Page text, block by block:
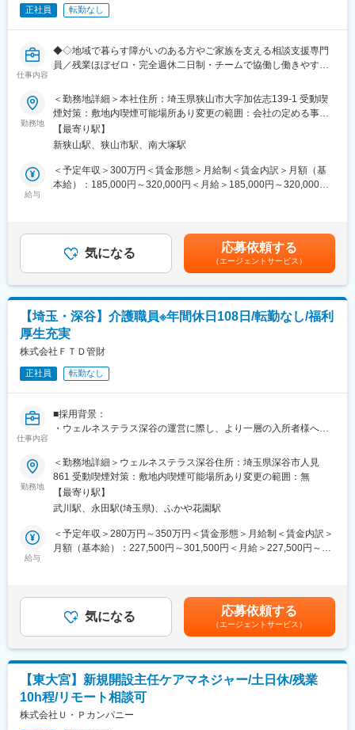
・仕事と子育ての両立のために柔軟な働き方を選択できる『多様
変更の範囲：会社の定める業務
本社で2～3ヶ月程度の研修を行います。研修期間中は社宅を用意
いたします。本社研修後、現場にてOJTを行い、独り立ちまで3年
＜特徴＞新規：既存の割合は2：8程度で機器導入後の既存顧客の
アフターフォローがメインとなります。ノルマや目標数値はござ
■提案の流れ：
（1）目的の確認…何故機器を導入しようと考えているのか目的を
お伺いします。話を聞き、過剰設備になると感じたら「導入不要
備する以上、お客様にとって役に立つ提案であることが大切で
す。
（3）納入～アフターサービス…機器の販売は、ゴールではなくお
客様との長いお付き合いのスタートです。当社では提案した機種
を自らで納入し、アフターサービスまで手掛ける一気通貫体制を
採用しています。
変更の範囲：会社の定める業務
正社員 転勤なし
仕事内容
◆◇地域で暮らす障がいのある方やご家族を支える相談支援専門
員／残業ほぼゼロ・完全週休二日制・チームで協働し働きやすい
■業務概要
当社は埼玉県狭山市を拠点に、障がいのある方やそのご家族が地
域で安心して生活できるよう、相談支援専門員として計画相談支
援や各種サービスの利用支援を行います。
主任相談支援専門員が在籍し、チーム体制のもとで一人ひとりの
生活をサポートする業務です。
※安心してスタートできる充実した研修とフォロー体制を整えてい
■業務詳細
・障がいのある方やご家族への計画相談支援（サービス等利用計
画の作成・モニタリング）
・支援エリアは車で片道15分圏内が中心、公用車を使用
■扱うサービス
ーなど幅広い相談支援業務を担います。
5名（女性2名、男性3名：50代・70代）
主任相談支援専門員を中心としたチーム制で、常に相談できる環
先輩職員の同行やOJT、業務マニュアルも充実しています。
■業務の魅力
残業はほぼなく（月0～2時間程度）、完全週休二日制でプライベ
援、研修制度が整っており、頑張りや成長がしっかり評価されま
す。車通勤や自転車通勤も可能で通勤ストレスも最小限です。
修があり、未経験者も安心して業務を学べます。
■就業環境
育児・介護休暇や慶弔休暇などライフイベントにも柔軟に対応し
ます。施設見学も随時受付中です。
■企業の特徴/魅力
地域に根ざした社会福祉法人として、チームで支え合いながら誰
もが安心して働ける環境づくりに取り組んでいます。
勤務地
＜勤務地詳細＞本社住所：埼玉県狭山市大字加佐志139-1 受動喫
煙対策：敷地内喫煙可能場所あり変更の範囲：会社の定める事業
所【最寄り駅】
新狭山駅、狭山市駅、南大塚駅
給与
＜予定年収＞300万円＜賃金形態＞月給制＜賃金内訳＞月額（基
本給）：185,000円～320,000円＜月給＞185,000円～320,000円
額であり、選考を通じて上下する可能性があります。月給(月額)は
固定手当を含めた表記です。
気になる 応募依頼する
（エージェントサービス）
【埼玉・深谷】介護職員※年間休日108日/転勤なし/福利
厚生充実
株式会社ＦＴＤ管財
正社員 転勤なし
仕事内容
■採用背景：
・ウェルネステラス深谷の運営に際し、より一層の入所者様への
名採用いたします。
■担当業務詳細：
・入居者様の日常生活における介助・介護（健康チェック・入
浴・食事・排泄・口腔ケア等）や、体操・様々なレクリエーショ
ンを企画し、ご利用者様に楽しい時間を過ごしていただけるよう
運営します。記録業務や書類作成もあります。
■配属部署：
・ウェルネステラス深谷：介護担当部署に配属となり、全職員60
・20歳代～60歳代まで幅広く活躍していただいており、若手から
ベテランまでたくさんのスタッフがおりますのでわからないこと
は、何でも聞いてください。みんな丁寧に教えてくれますので、
■その他：
・勤務時間（シフト制）について、4パターンあります。
（1）7:00～16:00 （2）9:00～18:00 （3）9:30～18:30
（4）通し夜勤17:15～翌9:15
勤務地
＜勤務地詳細＞ウェルネステラス深谷住所：埼玉県深谷市人見
861 受動喫煙対策：敷地内喫煙可能場所あり変更の範囲：無
【最寄り駅】
武川駅、永田駅(埼玉県)、ふかや花園駅
給与
＜予定年収＞280万円～350万円＜賃金形態＞月給制＜賃金内訳＞
月額（基本給）：227,500円～301,500円＜月給＞227,500円～
勤8回含む） 301,500円賃金はあくまでも目安の金額であり、選
考を通じて上下する可能性があります。月給(月額)は固定手当を含
気になる 応募依頼する
（エージェントサービス）
【東大宮】新規開設主任ケアマネジャー/土日休/残業
10h程/リモート相談可
株式会社Ｕ・Ｐカンパニー